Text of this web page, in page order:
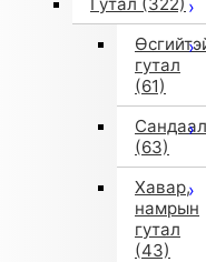
гутал
(61)
Сандаал
(63)
Хавар,
намрын
гутал
(43)